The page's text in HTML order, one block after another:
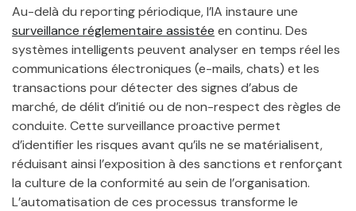
Au-delà du reporting périodique, l’IA instaure une
surveillance réglementaire assistée en continu. Des
systèmes intelligents peuvent analyser en temps réel les
communications électroniques (e-mails, chats) et les
transactions pour détecter des signes d’abus de
marché, de délit d’initié ou de non-respect des règles de
conduite. Cette surveillance proactive permet
d’identifier les risques avant qu’ils ne se matérialisent,
réduisant ainsi l’exposition à des sanctions et renforçant
la culture de la conformité au sein de l’organisation.
L’automatisation de ces processus transforme le